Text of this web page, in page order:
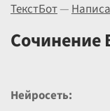
Выбрать режим
Цены
ТекстБот—
Сочинение
Нейросеть: